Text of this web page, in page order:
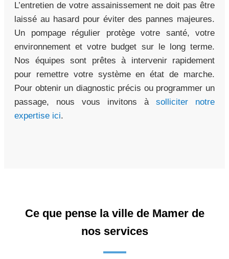
L’entretien de votre assainissement ne doit pas être
laissé au hasard pour éviter des pannes majeures.
Un pompage régulier protège votre santé, votre
environnement et votre budget sur le long terme.
Nos équipes sont prêtes à intervenir rapidement
pour remettre votre système en état de marche.
Pour obtenir un diagnostic précis ou programmer un
passage, nous vous invitons à solliciter notre
expertise ici.
Ce que pense la ville de Mamer de
nos services